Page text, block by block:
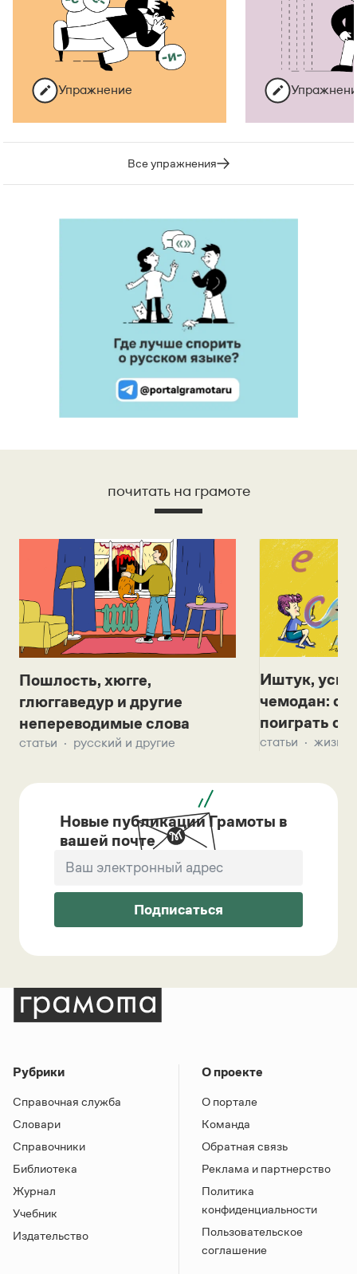
Упражнение
Все упражнения
почитать на грамоте
Пошлость, хюгге,
глюггаведур и другие
непереводимые слова
статьи русский и другие
Иштук,
чемодан:
поиграть с
статьи жизнь
Новые публикации Грамоты в
вашей почте
Подписаться
Рубрики
Справочная служба
Словари
Справочники
Библиотека
Журнал
Учебник
Издательство
О проекте
О портале
Команда
Обратная связь
Реклама и партнерство
Политика
конфиденциальности
Пользовательское
соглашение